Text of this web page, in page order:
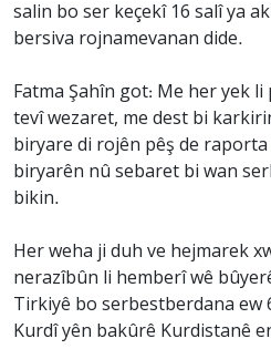
salin bo ser keçekî 16 salî ya
bersiva rojnamevanan dide.
Fatma Şahîn got: Me her yek
tevî wezaret, me dest bi
biryare di rojên pêş de
biryarên nû sebaret bi wan
bikin.
Her weha ji duh ve hejmarek
nerazîbûn li hemberî wê
Tirkiyê bo serbestberdana ew
Kurdî yên bakûrê Kurdistanê